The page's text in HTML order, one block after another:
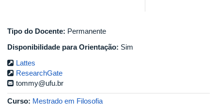
Tipo do Docente: Permanente
Disponibilidade para Orientação: Sim
Lattes
ResearchGate
tommy@ufu.br
Curso: Mestrado em Filosofia